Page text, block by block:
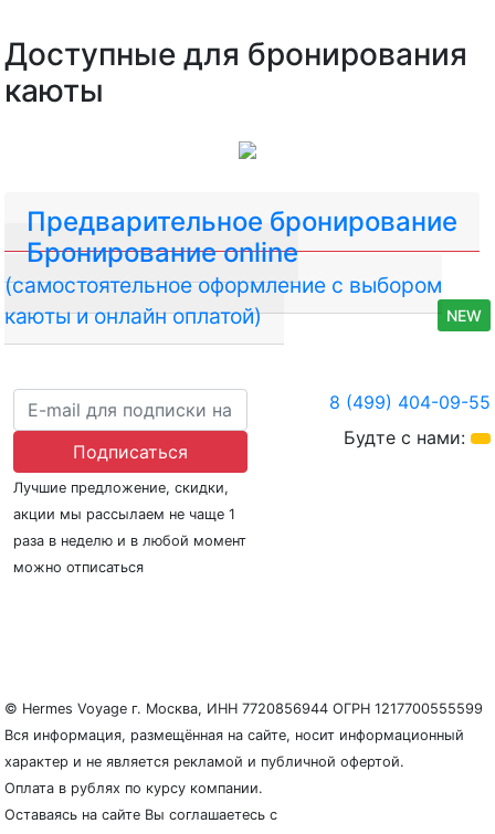
Доступные для бронирования
каюты
Предварительное бронирование
Бронирование online
(самостоятельное оформление с выбором
каюты и онлайн оплатой)
NEW
© Hermes Voyage г. Москва, ИНН 7720856944 ОГРН 1217700555599
Вся информация, размещённая на сайте, носит информационный
характер и не является рекламой и публичной офертой.
Оплата в рублях по курсу компании.
Оставаясь на сайте Вы соглашаетесь с
Подписаться
Лучшие предложение, скидки,
акции мы рассылаем не чаще 1
раза в неделю и в любой момент
можно отписаться
8 (499) 404-09-55
Будте с нами: